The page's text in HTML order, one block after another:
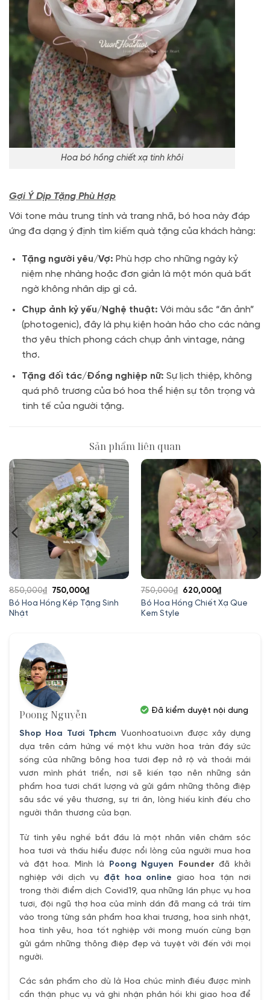
Hoa bó hồng chiết xạ tinh khôi
Gợi Ý Dịp Tặng Phù Hợp
Với tone màu trung tính và trang nhã, bó hoa này đáp
ứng đa dạng ý định tìm kiếm quà tặng của khách hàng:
Tặng người yêu/Vợ: Phù hợp cho những ngày kỷ
niệm nhẹ nhàng hoặc đơn giản là một món quà bất
ngờ không nhân dịp gì cả.
Chụp ảnh kỷ yếu/Nghệ thuật: Với màu sắc “ăn ảnh”
(photogenic), đây là phụ kiện hoàn hảo cho các nàng
thơ yêu thích phong cách chụp ảnh vintage, nàng
thơ.
Tặng đối tác/Đồng nghiệp nữ: Sự lịch thiệp, không
quá phô trương của bó hoa thể hiện sự tôn trọng và
tinh tế của người tặng.
Sản phẩm liên quan
Bó Hoa Hồng Kép Tặng Sinh
Nhật
850,000₫
Giá
gốc
750,000₫Giá
hiện
Bó Hoa Hồng Chiết Xạ Que
Kem Style
750,000₫
Giá
gốc
620,000₫Giá
hiện
Poong Nguyễn
Shop Hoa Tươi Tphcm Vuonhoatuoi.vn được xây dựng
dựa trên cảm hứng về một khu vườn hoa tràn đầy sức
sống của những bông hoa tươi đẹp nở rộ và thoải mái
vươn mình phát triển, nơi sẽ kiến tạo nên những sản
phẩm hoa tươi chất lượng và gửi gắm những thông điệp
sâu sắc về yêu thương, sự tri ân, lòng hiếu kính đếu cho
người thân thương của bạn.
Từ tình yêu nghề bắt đầu là một nhân viên chăm sóc
hoa tươi và thấu hiểu được nổi lòng của người mua hoa
và đặt hoa. Mình là
Poong Nguyen Founder đã khởi
nghiệp với dịch vụ đặt hoa online giao hoa tận nơi
trong thời điểm dịch Covid19, qua những lần phục vụ hoa
tươi, đội ngũ thợ hoa của mình dần đã mang cả trái tím
vào trong từng sản phẩm hoa khai trương, hoa sinh nhật,
hoa tình yêu, hoa tốt nghiệp với mong muốn cùng bạn
gửi gắm những thông điệp đẹp và tuyệt vời đến với mọi
người.
Các sản phẩm cho dù là Hoa chúc mình điều được mình
cẩn thận phục vụ và ghi nhận phản hồi khi giao hoa để
Đã kiểm duyệt nội dung